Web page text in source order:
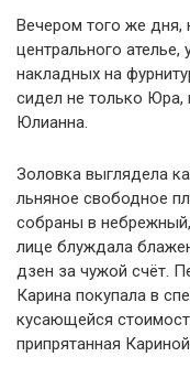
Вечером того же дня,
центрального
накладных на
сидел не только Юра,
Юлианна.
Золовка выглядела
льняное свободное
собраны в
лице блуждала
дзен за чужой счёт.
Карина покупала в
кусающейся
припрятанная